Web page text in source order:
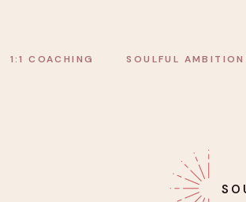
SOULFUL AMBITION
1:1 COACHING